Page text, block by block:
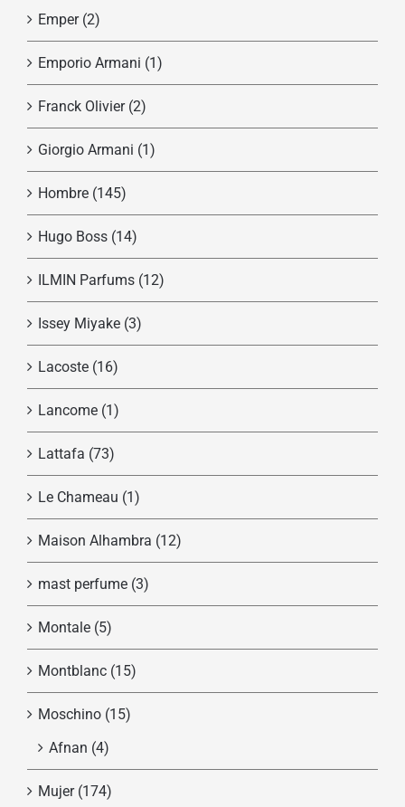
Emper (2)
Emporio Armani (1)
Franck Olivier (2)
Giorgio Armani (1)
Hombre (145)
Hugo Boss (14)
ILMIN Parfums (12)
Issey Miyake (3)
Lacoste (16)
Lancome (1)
Lattafa (73)
Le Chameau (1)
Maison Alhambra (12)
mast perfume (3)
Montale (5)
Montblanc (15)
Moschino (15)
Afnan (4)
Mujer (174)